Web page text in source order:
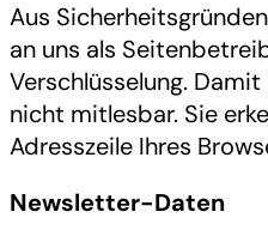
Aus
an uns als
Verschlüsselung.
nicht mitlesbar. Sie
Adresszeile Ihres
Newsletter-Daten